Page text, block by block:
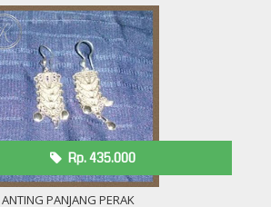
ANTING PANJANG PERAK
Rp. 435.000